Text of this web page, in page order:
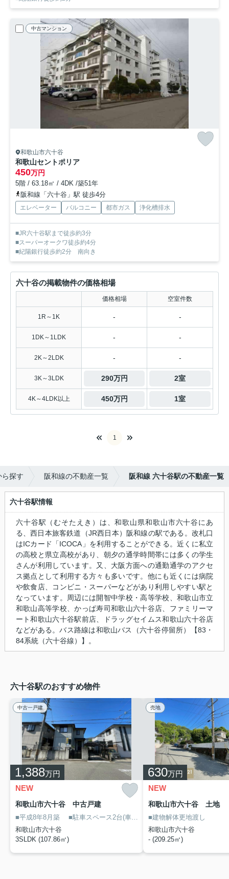
中古マンション
和歌山市六十谷
和歌山セントポリア
450万円
5階 / 63.18㎡ / 4DK /築51年
阪和線「六十谷」駅 徒歩4分
エレベーター バルコニー 都市ガス 浄化槽排水
■JR六十谷駅まで徒歩約3分
■スーパーオークワ徒歩約4分
■紀陽銀行徒歩約2分 南向き
六十谷の掲載物件の価格相場
価格相場 空室件数
1R～1K - -
1DK～1LDK - -
2K～2LDK - -
3K～3LDK 290万円 2室
4K～4LDK以上 450万円 1室
1
ら探す 阪和線の不動産一覧 阪和線 六十谷駅の不動産一覧
六十谷駅情報
六十谷駅（むそたえき）は、和歌山県和歌山市六十谷にあ
る、西日本旅客鉄道（JR西日本）阪和線の駅である。改札口
はICカード「ICOCA」を利用することができる。近くに私立
の高校と県立高校があり、朝夕の通学時間帯には多くの学生
さんが利用しています。又、大阪方面への通勤通学のアクセ
ス拠点として利用する方々も多いです。他にも近くには病院
や飲食店、コンビニ・スーパーなどがあり利用しやすい駅と
なっています。周辺には開智中学校・高等学校、和歌山市立
和歌山高等学校、かっぱ寿司和歌山六十谷店、ファミリーマ
ート和歌山六十谷駅前店、ドラッグセイムス和歌山六十谷店
などがある。バス路線は和歌山バス（六十谷停留所）【83・
84系統（六十谷線）】。
六十谷駅のおすすめ物件
中古一戸建
1,388万円
NEW
和歌山市六十谷 中古戸建
■平成8年8月築 ■駐車スペース2台(車両制限あり)
■令和8年4月リフ
和歌山市六十谷
3SLDK (107.86㎡)
売地
630万円
NEW
和歌山市六十谷 土地
■建物解体更地渡し
和歌山市六十谷
- (209.25㎡)